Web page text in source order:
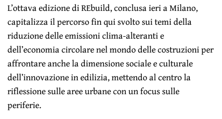
L’ottava edizione di REbuild, conclusa ieri a Milano,
capitalizza il percorso fin qui svolto sui temi della
riduzione delle emissioni clima-alteranti e
dell’economia circolare nel mondo delle costruzioni per
affrontare anche la dimensione sociale e culturale
dell’innovazione in edilizia, mettendo al centro la
riflessione sulle aree urbane con un focus sulle
periferie.